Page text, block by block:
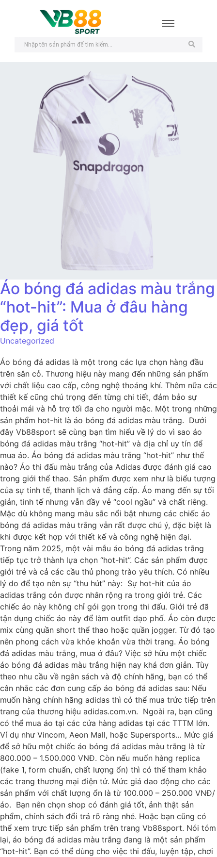
Áo bóng đá adidas màu trắng
“hot-hit”: Mua ở đâu hàng
đẹp, giá tốt
Uncategorized
Áo bóng đá adidas là một trong các lựa chọn hàng đầu
trên sân cỏ. Thương hiệu này mang đến những sản phẩm
với chất liệu cao cấp, công nghệ thoáng khí. Thêm nữa các
thiết kế cũng chú trọng đến từng chi tiết, đảm bảo sự
thoải mái và hỗ trợ tối đa cho người mặc. Một trong những
sản phẩm hot-hit là áo bóng đá adidas màu trắng. Dưới
đây Vb88sport sẽ cùng bạn tìm hiểu về lý do vì sao áo
bóng đá adidas màu trắng “hot-hit” và địa chỉ uy tín để
mua áo. Áo bóng đá adidas màu trắng “hot-hit” như thế
nào? Áo thi đấu màu trắng của Adidas được đánh giá cao
trong giới thể thao. Sản phẩm được xem như là biểu tượng
của sự tinh tế, thanh lịch và đẳng cấp. Áo mang đến sự tối
giản, tinh tế nhưng vẫn đầy vẻ “cool ngầu” và chất riêng.
Mặc dù không mang màu sắc nổi bật nhưng các chiếc áo
bóng đá adidas màu trắng vẫn rất được chú ý, đặc biệt là
khi được kết hợp với thiết kế và công nghệ hiện đại.
Trong năm 2025, một vài mẫu áo bóng đá adidas trắng
tiếp tục trở thành lựa chọn “hot-hit”. Các sản phẩm được
giới trẻ và cả các cầu thủ phong trào yêu thích. Có nhiều
lý do để tạo nên sự “thu hút” này: Sự hot-hit của áo
adidas trắng cỏn được nhân rộng ra trong giới trẻ. Các
chiếc áo này không chỉ gói gọn trong thi đấu. Giới trẻ đã
tận dụng chiếc áo này để làm outfit dạo phố. Áo còn được
mix cùng quần short thể thao hoặc quần jogger. Từ đó tạo
nên phong cách vừa khỏe khoắn vừa thời trang. Áo bóng
đá adidas màu trắng, mua ở đâu? Việc sở hữu một chiếc
áo bóng đá adidas màu trắng hiện nay khá đơn giản. Tùy
theo nhu cầu về ngân sách và độ chính hãng, bạn có thể
cân nhắc các đơn cung cấp áo bóng đá adidas sau: Nếu
muốn hàng chính hãng adidas thì có thể mua trức tiếp trên
trang của thương hiệu adidas.com.vn. Ngoài ra, bạn cũng
có thể mua áo tại các cửa hàng adidas tại các TTTM lớn.
Ví dụ như Vincom, Aeon Mall, hoặc Supersports… Mức giá
để sở hữu một chiếc áo bóng đá adidas màu trắng là từ
800.000 – 1.500.000 VNĐ. Còn nếu muốn hàng replica
(fake 1, form chuẩn, chất lượng ổn) thì có thể tham khảo
các trang thương mại điện tử. Mức giá dao động cho các
sản phẩm với chất lượng ổn là từ 100.000 – 250.000 VNĐ/
áo. Bạn nên chọn shop có đánh giá tốt, ảnh thật sản
phẩm, chính sách đổi trả rõ ràng nhé. Hoặc bạn cũng có
thể xem trực tiếp sản phẩm trên trang Vb88sport. Nói tóm
lại, áo bóng đá adidas màu trắng đang là một sản phẩm
“hot-hit”. Bạn có thể dùng cho việc thi đấu, luyện tập, chơi